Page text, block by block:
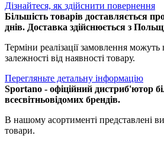
Дізнайтеся, як здійснити повернення
Більшість товарів доставляється
днів. Доставка здійснюється з
Терміни реалізації замовлення можуть
залежності від наявності товару.
Перегляньте детальну інформацію
Sportano - офіційний дистриб'ютор
всесвітньовідомих брендів.
В нашому асортименті представлені
товари.